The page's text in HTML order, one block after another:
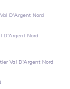
Val D'Argent Nord
D'Argent Nord
Val D'Argent Nord